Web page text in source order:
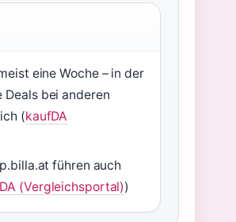
eine Woche – in der
Deals bei anderen
(kaufDA
führen auch
(Vergleichsportal))